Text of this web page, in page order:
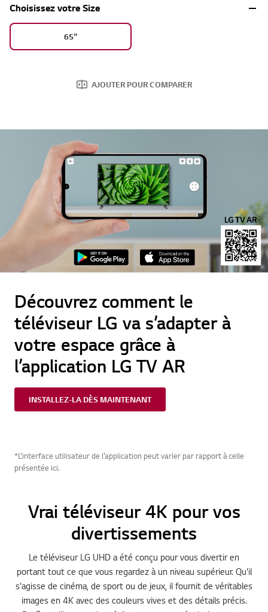
Choisissez votre Size
65"
AJOUTER POUR COMPARER
Découvrez comment le
téléviseur LG va s’adapter à
votre espace grâce à
l’application LG TV AR
INSTALLEZ-LA DÈS MAINTENANT
*L’interface utilisateur de l’application peut varier par rapport à celle
présentée ici.
Vrai téléviseur 4K pour vos
divertissements
Le téléviseur LG UHD a été conçu pour vous divertir en
portant tout ce que vous regardez à un niveau supérieur. Qu'il
s'agisse de cinéma, de sport ou de jeux, il fournit de véritables
images en 4K avec des couleurs vives et des détails précis.